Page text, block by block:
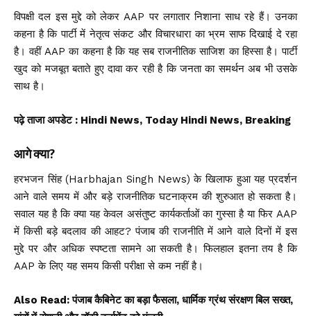
विपक्षी दल इस मुद्दे को लेकर AAP पर लगातार निशाना साध रहे हैं। उनका
कहना है कि पार्टी में नेतृत्व संकट और विचारधारा का भ्रम साफ दिखाई दे रहा
है। वहीं AAP का कहना है कि यह सब राजनीतिक साजिश का हिस्सा है। पार्टी
खुद को मजबूत बताते हुए दावा कर रही है कि जनता का समर्थन अब भी उसके
साथ है।
पढ़े ताजा अपडेट : Hindi News, Today Hindi News, Breaking
आगे क्या?
हरभजन सिंह (Harbhajan Singh News) के खिलाफ हुआ यह प्रदर्शन
आने वाले समय में और बड़े राजनीतिक घटनाक्रम की शुरुआत हो सकता है।
सवाल यह है कि क्या यह केवल असंतुष्ट कार्यकर्ताओं का गुस्सा है या फिर AAP
में किसी बड़े बदलाव की आहट? पंजाब की राजनीति में आने वाले दिनों में इस
मुद्दे पर और अधिक स्पष्टता सामने आ सकती है। फिलहाल इतना तय है कि
AAP के लिए यह समय किसी परीक्षा से कम नहीं है।
Also Read:पंजाब कैबिनेट का बड़ा फैसला, धार्मिक ग्रंथ संरक्षण बिल सख्त,